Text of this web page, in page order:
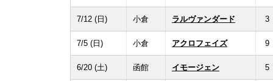
7/12 (日) 小倉 ラルヴァンダード 3
7/5 (日) 小倉 アクロフェイズ 9
6/20 (土) 函館 イモージェン 5